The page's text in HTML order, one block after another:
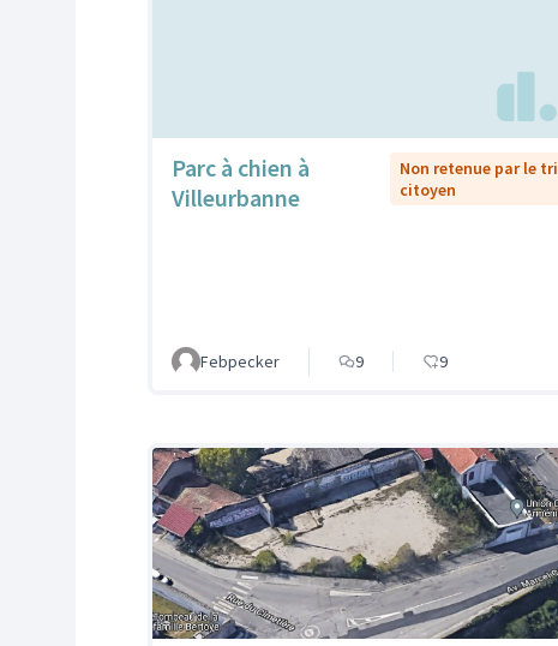
Parc à chien à
Villeurbanne
Non retenue par le tri
citoyen
Febpecker 9 9